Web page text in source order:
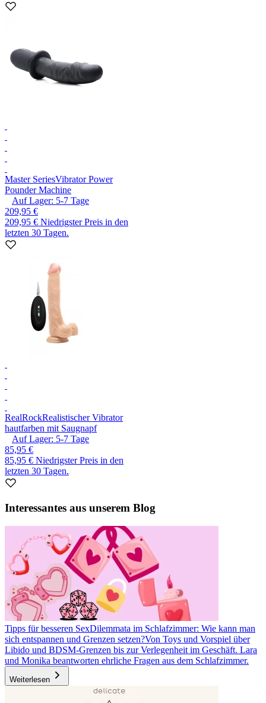
Master SeriesVibrator Power
Pounder Machine
Auf Lager: 5-7 Tage
209,95 €
209,95 € Niedrigster Preis in den
letzten 30 Tagen.
RealRockRealistischer Vibrator
hautfarben mit Saugnapf
Auf Lager: 5-7 Tage
85,95 €
85,95 € Niedrigster Preis in den
letzten 30 Tagen.
Interessantes aus unserem Blog
Tipps für besseren SexDilemmata im Schlafzimmer: Wie kann man
sich entspannen und Grenzen setzen?Von Toys und Vorspiel über
Libido und BDSM-Grenzen bis zur Verlegenheit im Geschäft. Lara
und Monika beantworten ehrliche Fragen aus dem Schlafzimmer.
Weiterlesen